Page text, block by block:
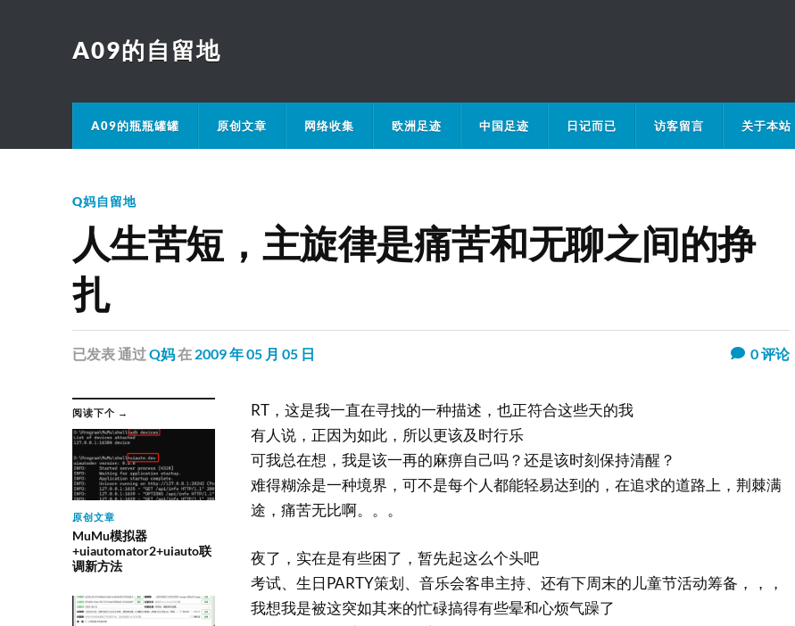
A09的自留地
A09的瓶瓶罐罐 原创文章 网络收集 欧洲足迹 中国足迹 日记而已 访客留言 关于本站
Q妈自留地
人生苦短，主旋律是痛苦和无聊之间的挣
扎
已发表通过Q妈在 2009 年 05 月 05 日 0评论
阅读下个 →
原创文章
MuMu模拟器
+uiautomator2+uiauto联
调新方法
RT，这是我一直在寻找的一种描述，也正符合这些天的我
有人说，正因为如此，所以更该及时行乐
可我总在想，我是该一再的麻痹自己吗？还是该时刻保持清醒？
难得糊涂是一种境界，可不是每个人都能轻易达到的，在追求的道路上，荆棘满
途，痛苦无比啊。。。
夜了，实在是有些困了，暂先起这么个头吧
考试、生日PARTY策划、音乐会客串主持、还有下周末的儿童节活动筹备，，，
我想我是被这突如其来的忙碌搞得有些晕和心烦气躁了